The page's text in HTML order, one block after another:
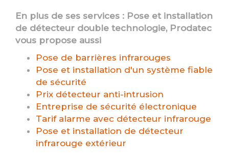
En plus de ses services : Pose et installation
de détecteur double technologie, Prodatec
vous propose aussi
Pose de barrières infrarouges
Pose et installation d'un système fiable
de sécurité
Prix détecteur anti-intrusion
Entreprise de sécurité électronique
Tarif alarme avec détecteur infrarouge
Pose et installation de détecteur
infrarouge extérieur